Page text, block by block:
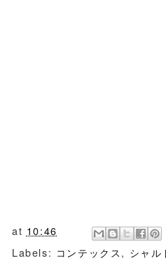
at 10:46
Labels: コンテックス, シャル